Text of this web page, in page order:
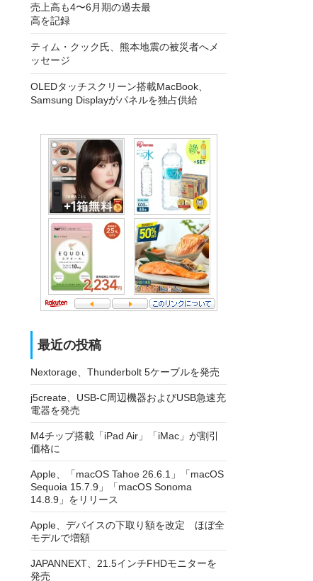
売上高も4〜6月期の過去最
高を記録
ティム・クック氏、熊本地震の被災者へメ
ッセージ
OLEDタッチスクリーン搭載MacBook、
Samsung Displayがパネルを独占供給
最近の投稿
Nextorage、Thunderbolt 5ケーブルを発売
j5create、USB-C周辺機器およびUSB急速充
電器を発売
M4チップ搭載「iPad Air」「iMac」が割引
価格に
Apple、「macOS Tahoe 26.6.1」「macOS
Sequoia 15.7.9」「macOS Sonoma
14.8.9」をリリース
Apple、デバイスの下取り額を改定 ほぼ全
モデルで増額
JAPANNEXT、21.5インチFHDモニターを
発売